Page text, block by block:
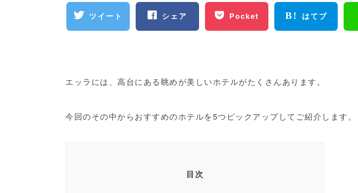
ツイート シェア Pocket はてブ
エッラには、高台にある眺めが美しいホテルがたくさんあります。
今回のその中からおすすめのホテルを5つピックアップしてご紹介します。
目次